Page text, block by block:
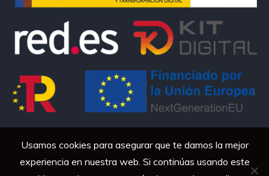
QARTANAMOTOR © 2026. Todos los derechos
reservados. Aviso Legal|Política de
Usamos cookies para asegurar que te damos la mejor
experiencia en nuestra web. Si continúas usando este